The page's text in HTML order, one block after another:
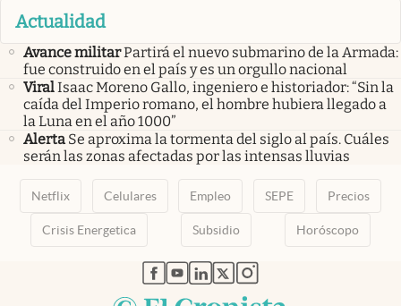
Actualidad
Avance militarPartirá el nuevo submarino de la Armada:
fue construido en el país y es un orgullo nacional
ViralIsaac Moreno Gallo, ingeniero e historiador: “Sin la
caída del Imperio romano, el hombre hubiera llegado a
la Luna en el año 1000”
Alerta Se aproxima la tormenta del siglo al país. Cuáles
serán las zonas afectadas por las intensas lluvias
Netflix Celulares Empleo SEPE Precios
Crisis Energetica Subsidio Horóscopo
abre en nueva pestaña
abre en nueva pestaña
abre en nueva pestaña
abre en nueva pestaña
abre en nueva pestaña